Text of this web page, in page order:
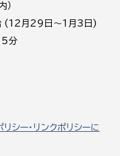
(12月29日～1月3日)
分
シー・リンクポリシーに